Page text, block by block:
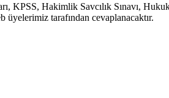
KPSS, Hakimlik Savcılık Sınavı,
üyelerimiz tarafından cevaplanacaktır.